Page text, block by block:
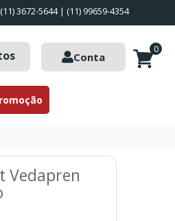
(11) 3672-5644 | (11) 99659-4354
Conta
0
Vedapren